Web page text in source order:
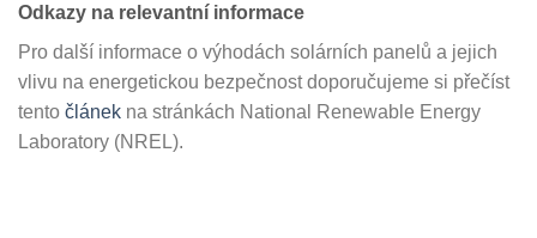
Odkazy na relevantní informace
Pro další informace o výhodách solárních panelů a jejich
vlivu na energetickou bezpečnost doporučujeme si přečíst
tento článek na stránkách National Renewable Energy
Laboratory (NREL).